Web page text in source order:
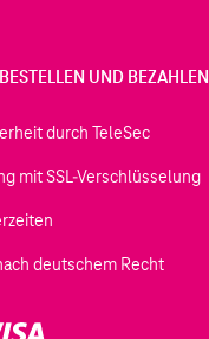
UND BEZAHLEN
durch TeleSec
mit SSL-Verschlüsselung
deutschem Recht